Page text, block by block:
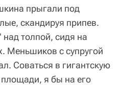
прыгали под
скандируя припев.
толпой, сидя на
Меньшиков с супругой
Соваться в гигантскую
я бы на его